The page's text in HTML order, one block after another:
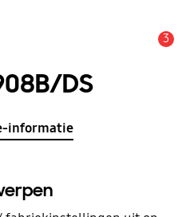
3
DS
informatie